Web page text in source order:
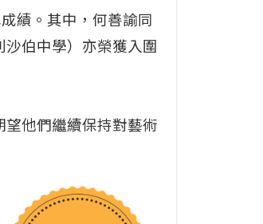
績。其中，何善諭同
伯中學）亦榮獲入圍
他們繼續保持對藝術